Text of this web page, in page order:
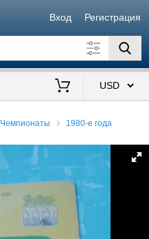
Вход Регистрация
Чемпионаты 1980-е года